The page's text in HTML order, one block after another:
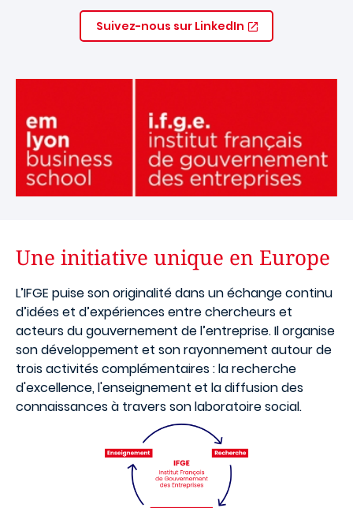
Suivez-nous sur LinkedIn
Une initiative unique en Europe
L’IFGE puise son originalité dans un échange continu
d’idées et d’expériences entre chercheurs et
acteurs du gouvernement de l’entreprise. Il organise
son développement et son rayonnement autour de
trois activités complémentaires : la recherche
d'excellence, l'enseignement et la diffusion des
connaissances à travers son laboratoire social.